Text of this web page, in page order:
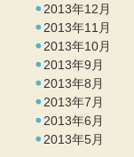
2013年12月
2013年11月
2013年10月
2013年9月
2013年8月
2013年7月
2013年6月
2013年5月